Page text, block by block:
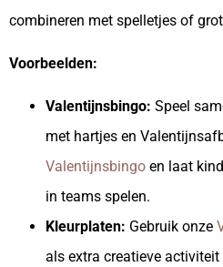
combineren met spelletjes of
Voorbeelden:
Valentijnsbingo: Speel
met hartjes en
Valentijnsbingo en laat
in teams spelen.
Kleurplaten: Gebruik onze
als extra creatieve